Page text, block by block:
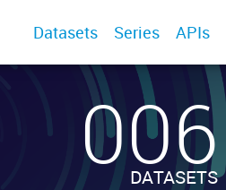
Datasets Series APIs
006
DATASETS